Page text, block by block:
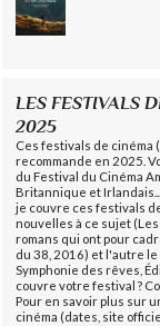
LES FESTIVALS
2025
Ces festivals de cinéma
recommande en 2025.
du Festival du Cinéma
Britannique et
je couvre ces festivals
nouvelles à ce sujet
romans qui ont pour
du 38, 2016) et l'autre le
Symphonie des rêves,
couvre votre festival ?
Pour en savoir plus sur
cinéma (dates, site